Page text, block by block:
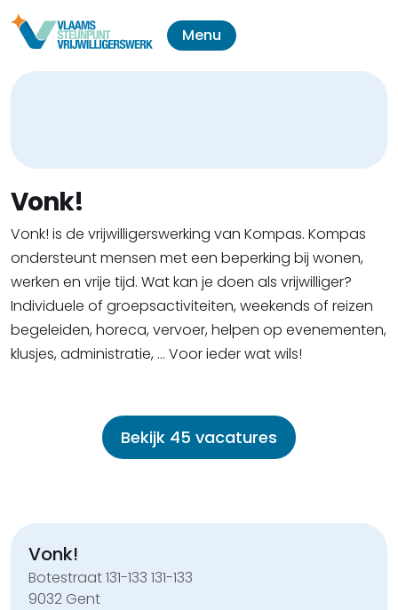
Menu
Vonk!
Vonk! is de vrijwilligerswerking van Kompas. Kompas
ondersteunt mensen met een beperking bij wonen,
werken en vrije tijd. Wat kan je doen als vrijwilliger?
Individuele of groepsactiviteiten, weekends of reizen
begeleiden, horeca, vervoer, helpen op evenementen,
klusjes, administratie, ... Voor ieder wat wils!
Bekijk 45 vacatures
Vonk!
Botestraat 131-133 131-133
9032 Gent